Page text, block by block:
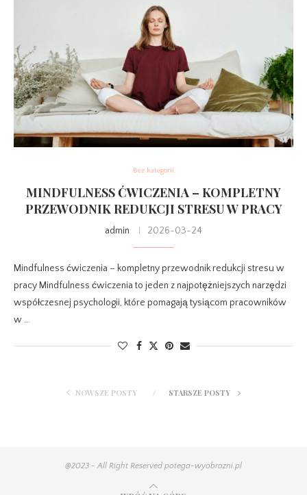
Bez kategorii
MINDFULNESS ĆWICZENIA – KOMPLETNY
PRZEWODNIK REDUKCJI STRESU W PRACY
admin 2026-03-24
Mindfulness ćwiczenia – kompletny przewodnik redukcji stresu w
pracy Mindfulness ćwiczenia to jeden z najpotężniejszych narzędzi
współczesnej psychologii, które pomagają tysiącom pracowników
w …
NOWSZE POSTY STARSZE POSTY
@2023 - All Right Reserved potega-wyobrazni.pl